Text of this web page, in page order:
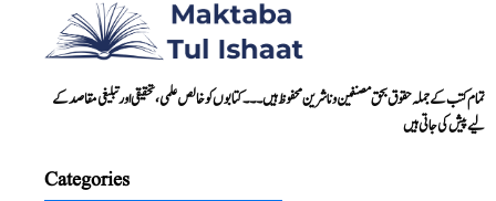
تمام کتب کے جملہ حقوق بحق مصنفین و ناشرین محفوظ ہیں۔۔۔ کتابوں کو خالص علمی، تحقیقی اور تبلیغی مقاصد کے
لیے پیش کی جاتی ہیں
Categories